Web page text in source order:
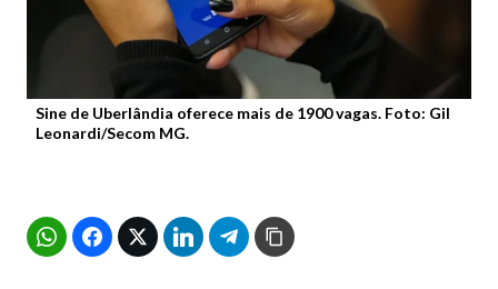
Sine de Uberlândia oferece mais de 1900 vagas. Foto: Gil
Leonardi/Secom MG.